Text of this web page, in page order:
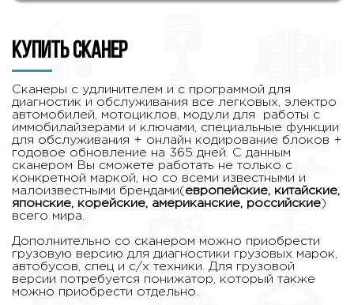
Купить сканер
Сканеры с удлинителем и с программой для
диагностик и обслуживания все легковых, электро
автомобилей, мотоциклов, модули для работы с
иммобилайзерами и ключами, специальные функции
для обслуживания + онлайн кодирование блоков +
годовое обновление на 365 дней. С данным
сканером Вы сможете работать не только с
конкретной маркой, но со всеми известными и
малоизвестными брендами( европейские, китайские,
японские, корейские, американские, российские)
всего мира.
Дополнительно со сканером можно приобрести
грузовую версию для диагностики грузовых марок,
автобусов, спец и с/х техники. Для грузовой
версии потребуется понижатор, который также
можно приобрести отдельно.